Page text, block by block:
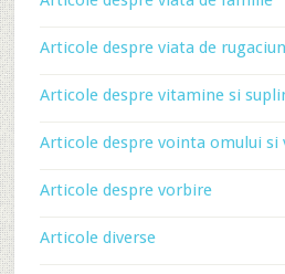
Articole despre viata de
Articole despre vitamine si
Articole despre vointa omului si
Articole despre vorbire
Articole diverse